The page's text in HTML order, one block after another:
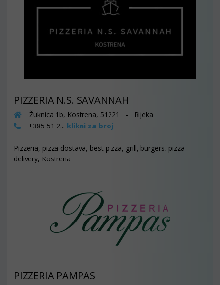
PIZZERIA N.S. SAVANNAH
Žuknica 1b, Kostrena, 51221 - Rijeka
+385 51 2... klikni za broj
Pizzeria, pizza dostava, best pizza, grill, burgers, pizza
delivery, Kostrena
PIZZERIA PAMPAS